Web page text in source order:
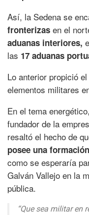
Así, la Sedena se
fronterizas en el
aduanas interiores,
las 17 aduanas
Lo anterior propició
elementos militares
En el tema energético,
fundador de la
resaltó el hecho de
posee una
como se esperaría
Galván Vallejo en la
pública.
“Que sea militar en